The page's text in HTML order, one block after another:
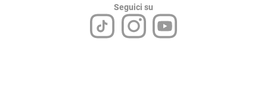
Seguici su